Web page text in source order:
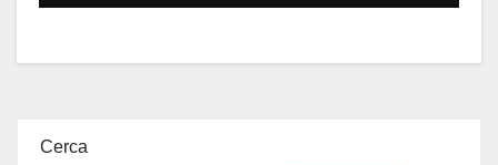
Cerca